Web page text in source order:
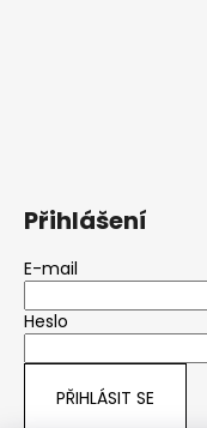
Přihlášení
E-mail
Heslo
PŘIHLÁSIT SE